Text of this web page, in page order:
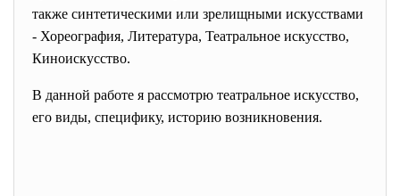
также синтетическими или зрелищными искусствами
- Хореография, Литература, Театральное искусство,
Киноискусство.
В данной работе я рассмотрю театральное искусство,
его виды, специфику, историю возникновения.